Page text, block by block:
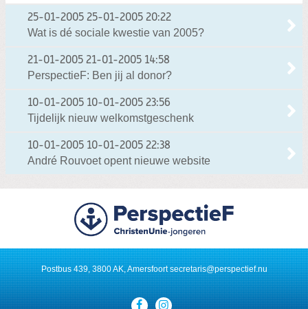
25-01-2005 25-01-2005 20:22
Wat is dé sociale kwestie van 2005?
21-01-2005 21-01-2005 14:58
PerspectieF: Ben jij al donor?
10-01-2005 10-01-2005 23:56
Tijdelijk nieuw welkomstgeschenk
10-01-2005 10-01-2005 22:38
André Rouvoet opent nieuwe website
Postbus 439, 3800 AK, Amersfoortsecretaris@perspectief.nu